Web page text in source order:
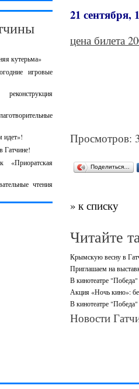
кутерьма»
игровые
реконструкция
идет»!
Гатчине!
«Приоратская
чтения
21 сентября,
цена билета
Просмотров:
Поделиться…
» к списку
Читайте
Крымскую весну в
Приглашаем на
В кинотеатре "Победа"
Акция «Ночь кино»:
В кинотеатре
Новости